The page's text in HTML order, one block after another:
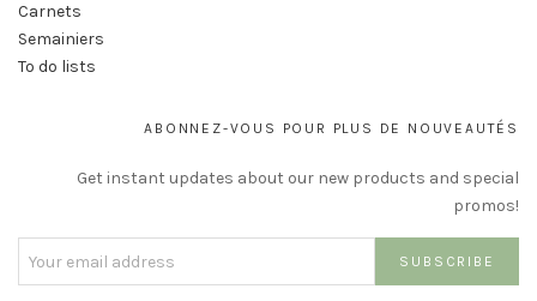
Carnets
Semainiers
To do lists
ABONNEZ-VOUS POUR PLUS DE NOUVEAUTÉS
Get instant updates about our new products and special
promos!